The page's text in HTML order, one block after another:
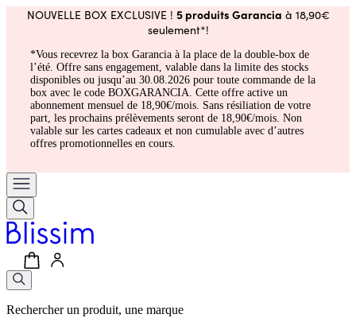
NOUVELLE BOX EXCLUSIVE ! 5 produits Garancia à 18,90€
seulement*!
*Vous recevrez la box Garancia à la place de la double-box de
l’été. Offre sans engagement, valable dans la limite des stocks
disponibles ou jusqu’au 30.08.2026 pour toute commande de la
box avec le code BOXGARANCIA. Cette offre active un
abonnement mensuel de 18,90€/mois. Sans résiliation de votre
part, les prochains prélèvements seront de 18,90€/mois. Non
valable sur les cartes cadeaux et non cumulable avec d’autres
offres promotionnelles en cours.
Rechercher un produit, une marque